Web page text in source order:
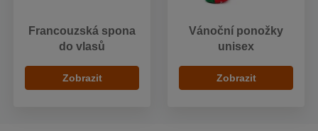
Francouzská spona
do vlasů
Zobrazit
Vánoční ponožky
unisex
Zobrazit